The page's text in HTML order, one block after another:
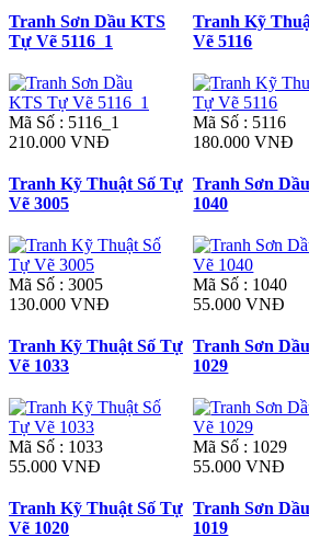
Tranh Sơn Dầu KTS
Tự Vẽ 5116_1
Mã Số : 5116_1
210.000 VNĐ
Tranh Kỹ
Vẽ 5116
Mã Số : 5116
180.000 VNĐ
Tranh Kỹ Thuật Số Tự
Vẽ 3005
Mã Số : 3005
130.000 VNĐ
Tranh Sơn
1040
Mã Số : 1040
55.000 VNĐ
Tranh Kỹ Thuật Số Tự
Vẽ 1033
Mã Số : 1033
55.000 VNĐ
Tranh Sơn
1029
Mã Số : 1029
55.000 VNĐ
Tranh Kỹ Thuật Số Tự
Vẽ 1020
Tranh Sơn
1019